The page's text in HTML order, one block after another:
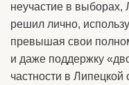
неучастие в
решил лично,
превышая свои
и даже поддержку
частности в